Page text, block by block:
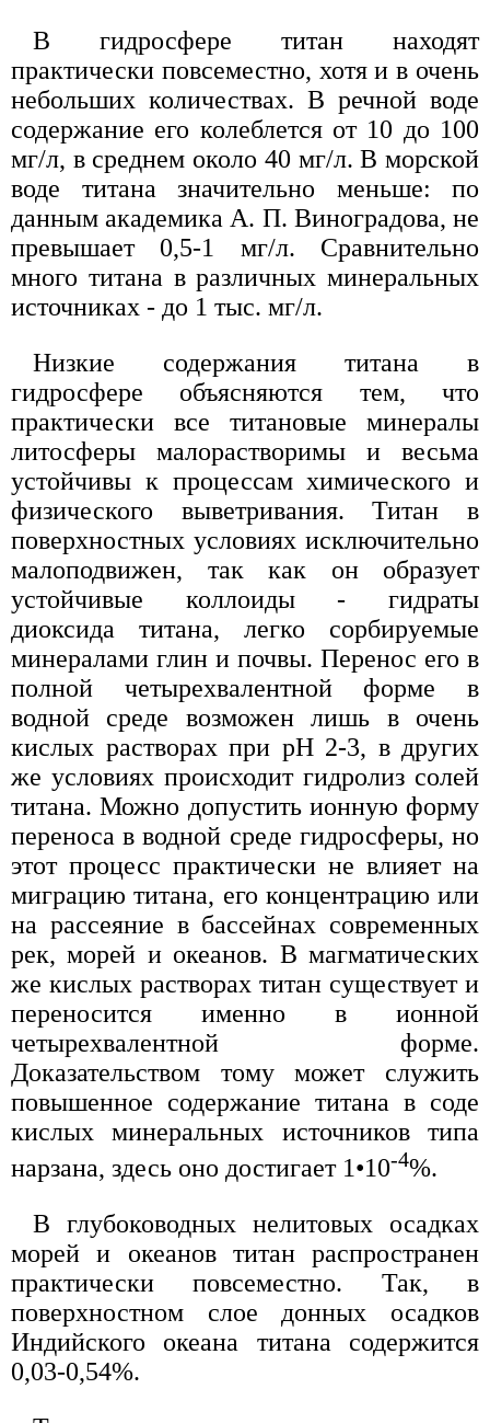
В гидросфере титан находят
практически повсеместно, хотя и в очень
небольших количествах. В речной воде
содержание его колеблется от 10 до 100
мг/л, в среднем около 40 мг/л. В морской
воде титана значительно меньше: по
данным академика А. П. Виноградова, не
превышает 0,5-1 мг/л. Сравнительно
много титана в различных минеральных
источниках - до 1 тыс. мг/л.
Низкие содержания титана в
гидросфере объясняются тем, что
практически все титановые минералы
литосферы малорастворимы и весьма
устойчивы к процессам химического и
физического выветривания. Титан в
поверхностных условиях исключительно
малоподвижен, так как он образует
устойчивые коллоиды - гидраты
диоксида титана, легко сорбируемые
минералами глин и почвы. Перенос его в
полной четырехвалентной форме в
водной среде возможен лишь в очень
кислых растворах при рН 2-3, в других
же условиях происходит гидролиз солей
титана. Можно допустить ионную форму
переноса в водной среде гидросферы, но
этот процесс практически не влияет на
миграцию титана, его концентрацию или
на рассеяние в бассейнах современных
рек, морей и океанов. В магматических
же кислых растворах титан существует и
переносится именно в ионной
четырехвалентной форме.
Доказательством тому может служить
повышенное содержание титана в соде
кислых минеральных источников типа
нарзана, здесь оно достигает 1•10-4%.
В глубоководных нелитовых осадках
морей и океанов титан распространен
практически повсеместно. Так, в
поверхностном слое донных осадков
Индийского океана титана содержится
0,03-0,54%.